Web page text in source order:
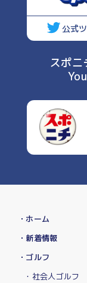
公式
スポニ
・ホーム
・新着情報
・ゴルフ
・社会人ゴルフ